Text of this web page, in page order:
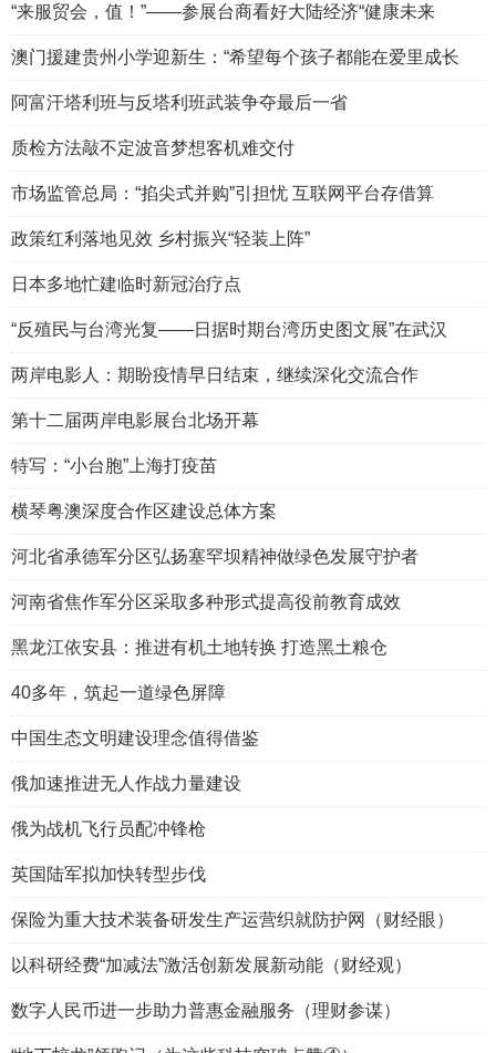
“来服贸会，值！”——参展台商看好大陆经济“健康未来
澳门援建贵州小学迎新生：“希望每个孩子都能在爱里成长
阿富汗塔利班与反塔利班武装争夺最后一省
质检方法敲不定波音梦想客机难交付
市场监管总局：“掐尖式并购”引担忧 互联网平台存借算
政策红利落地见效 乡村振兴“轻装上阵”
日本多地忙建临时新冠治疗点
“反殖民与台湾光复——日据时期台湾历史图文展”在武汉
两岸电影人：期盼疫情早日结束，继续深化交流合作
第十二届两岸电影展台北场开幕
特写：“小台胞”上海打疫苗
横琴粤澳深度合作区建设总体方案
河北省承德军分区弘扬塞罕坝精神做绿色发展守护者
河南省焦作军分区采取多种形式提高役前教育成效
黑龙江依安县：推进有机土地转换 打造黑土粮仓
40多年，筑起一道绿色屏障
中国生态文明建设理念值得借鉴
俄加速推进无人作战力量建设
俄为战机飞行员配冲锋枪
英国陆军拟加快转型步伐
保险为重大技术装备研发生产运营织就防护网（财经眼）
以科研经费“加减法”激活创新发展新动能（财经观）
数字人民币进一步助力普惠金融服务（理财参谋）